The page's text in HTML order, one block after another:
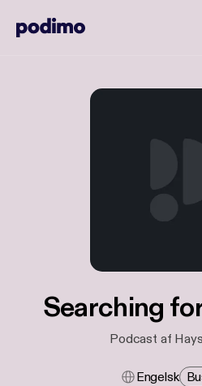
Searching
Podcast af
Engelsk